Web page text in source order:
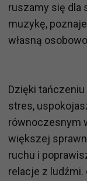
ruszamy się dla
muzykę,
własną
Dzięki
stres,
równoczesnym
większej
ruchu i
relacje z